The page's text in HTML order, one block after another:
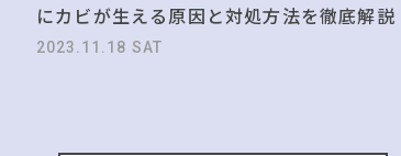
にカビが生える原因と対処方法を徹底解説
2023.11.18 SAT